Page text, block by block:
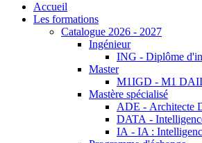
Accueil
Les formations
Catalogue 2026 - 2027
Ingénieur
ING - Diplôme
Master
M1IGD - M1
Mastère spécialisé
ADE - Architecte
DATA -
IA - IA :